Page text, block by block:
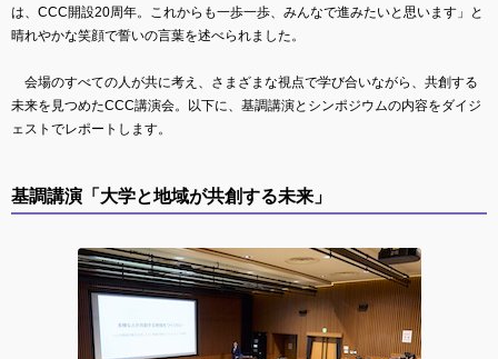
は、CCC開設20周年。これからも一歩一歩、みんなで進みたいと思います」と
晴れやかな笑顔で誓いの言葉を述べられました。
会場のすべての人が共に考え、さまざまな視点で学び合いながら、共創する
未来を見つめたCCC講演会。以下に、基調講演とシンポジウムの内容をダイジ
ェストでレポートします。
基調講演「大学と地域が共創する未来」